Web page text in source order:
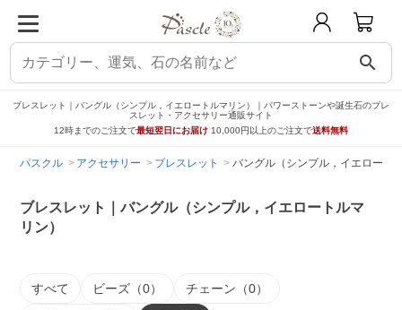
search
ブレスレット｜バングル（シンプル，イエロートルマリン）｜パワーストーンや誕生石のブレ
スレット・アクセサリー通販サイト
12時までのご注文で最短翌日にお届け 10,000円以上のご注文で送料無料
パスクル アクセサリー ブレスレット バングル（シンプル，イエロート
ブレスレット｜バングル（シンプル，イエロートルマ
リン）
すべて ビーズ（0） チェーン（0）